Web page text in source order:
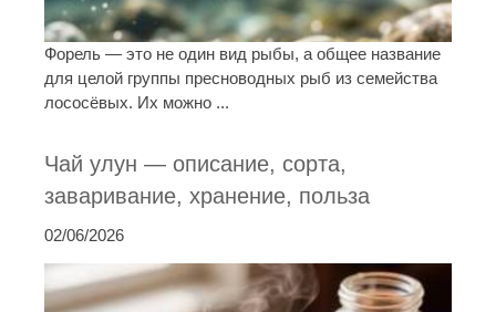
Форель — это не один вид рыбы, а общее название
для целой группы пресноводных рыб из семейства
лососёвых. Их можно ...
Чай улун — описание, сорта,
заваривание, хранение, польза
02/06/2026